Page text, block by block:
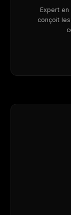
Expert en
conçoit